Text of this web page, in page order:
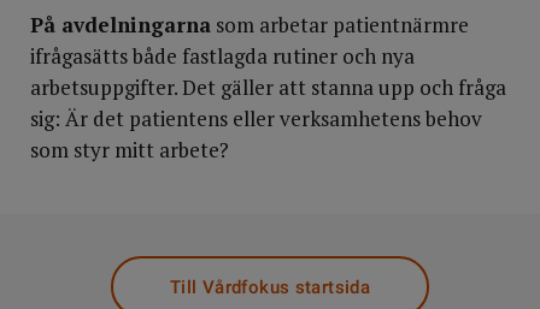
På avdelningarna som arbetar patientnärmre
ifrågasätts både fastlagda rutiner och nya
arbetsuppgifter. Det gäller att stanna upp och fråga
sig: Är det patientens eller verksamhetens behov
som styr mitt arbete?
Till Vårdfokus startsida